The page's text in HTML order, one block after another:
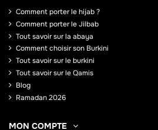
Comment porter le hijab ?
Comment porter le Jilbab
Tout savoir sur la abaya
Comment choisir son Burkini
Tout savoir sur le burkini
Tout savoir sur le Qamis
Blog
Ramadan 2026
MON COMPTE